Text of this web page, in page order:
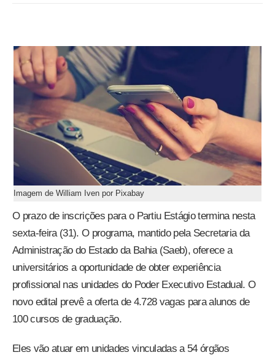
Imagem de William Iven por Pixabay
O prazo de inscrições para o Partiu Estágio termina nesta
sexta-feira (31). O programa, mantido pela Secretaria da
Administração do Estado da Bahia (Saeb), oferece a
universitários a oportunidade de obter experiência
profissional nas unidades do Poder Executivo Estadual. O
novo edital prevê a oferta de 4.728 vagas para alunos de
100 cursos de graduação.
Eles vão atuar em unidades vinculadas a 54 órgãos